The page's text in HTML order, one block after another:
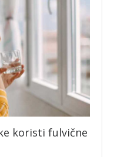
koristi fulvične